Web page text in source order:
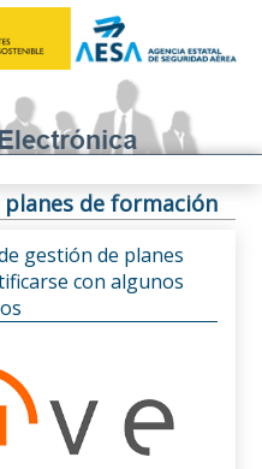
de formación
gestión de planes
con algunos